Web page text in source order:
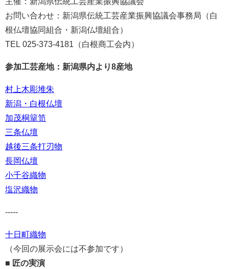
お問い合わせ：新潟県伝統工芸産業振興協議会事務局（白
根仏壇協同組合・新潟仏壇組合）
TEL 025-373-4181（白根商工会内）
参加工芸産地：新潟県内より8産地
村上木彫堆朱
新潟・白根仏壇
加茂桐簞笥
三条仏壇
越後三条打刃物
長岡仏壇
小千谷織物
塩沢織物
-----
十日町織物
（今回の展示会には不参加です）
■ 匠の実演